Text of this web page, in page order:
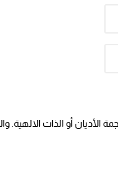
أو الذات الالهية.